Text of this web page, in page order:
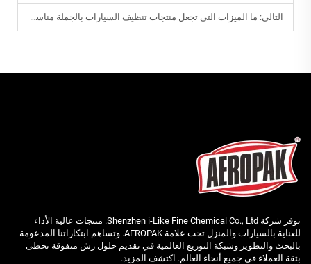
التالي: ما الميزات التي تجعل منتجات تنظيف السيارات بالجملة مناسبة للاستخدام الاحترافي؟
توفر شركة Shenzhen i-Like Fine Chemical Co., Ltd. منتجات عالية الأداء
للعناية بالسيارات والمنزل تحت علامة AEROPAK. وتساهم ابتكاراتنا المدعومة
بالبحث والتطوير وشبكة التوزيع العالمية في تقديم حلول رش متفوقة تحظى
بثقة العملاء في جميع أنحاء العالم. اكتشف المزيد.